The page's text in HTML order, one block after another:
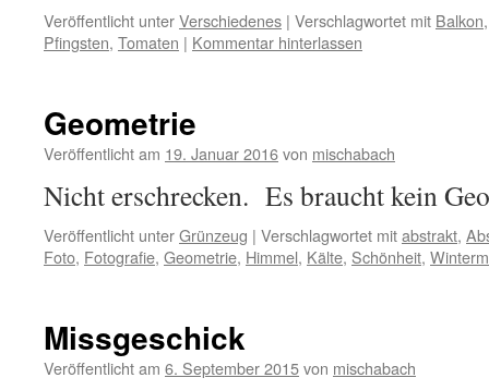
Veröffentlicht unterVerschiedenes | Verschlagwortet mit Balkon
Pfingsten, Tomaten | Kommentar hinterlassen
Geometrie
Veröffentlicht am 19. Januar 2016von mischabach
Nicht erschrecken. Es braucht kein
Veröffentlicht unterGrünzeug | Verschlagwortet mitabstrakt,
Foto, Fotografie, Geometrie, Himmel, Kälte, Schönheit,
Missgeschick
Veröffentlicht am 6. September 2015von mischabach